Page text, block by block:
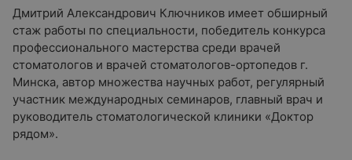
Дмитрий Александрович Ключников имеет обширный
стаж работы по специальности, победитель конкурса
профессионального мастерства среди врачей
стоматологов и врачей стоматологов-ортопедов г.
Минска, автор множества научных работ, регулярный
участник международных семинаров, главный врач и
руководитель стоматологической клиники «Доктор
рядом».